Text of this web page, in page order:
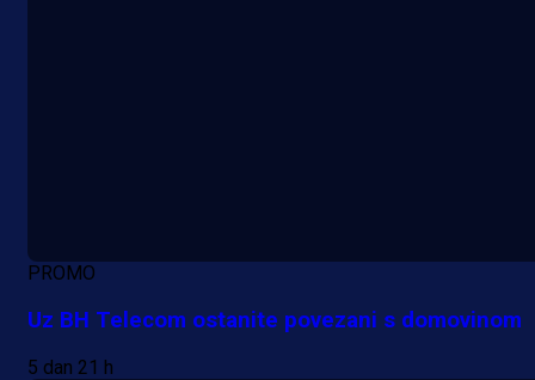
PROMO
Uz BH Telecom ostanite povezani s domovinom
5 dan 21 h